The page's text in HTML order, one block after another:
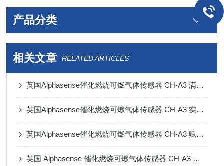
产品分类
相关文章 RELATED ARTICLES
英国Alphasense催化燃烧可燃气体传感器 CH-A3 满足船舱防爆检测全场景需求
英国Alphasense催化燃烧可燃气体传感器 CH-A3 实现甲烷氢气监测与通风联动
英国Alphasense催化燃烧可燃气体传感器 CH-A3 赋能管网、调压柜与户内检漏
英国 Alphasense 催化燃烧可燃气体传感器 CH-A3 实现油气泄漏联动管控